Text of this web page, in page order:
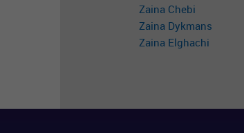
Zaina Chebi
Zaina Dykmans
Zaina Elghachi